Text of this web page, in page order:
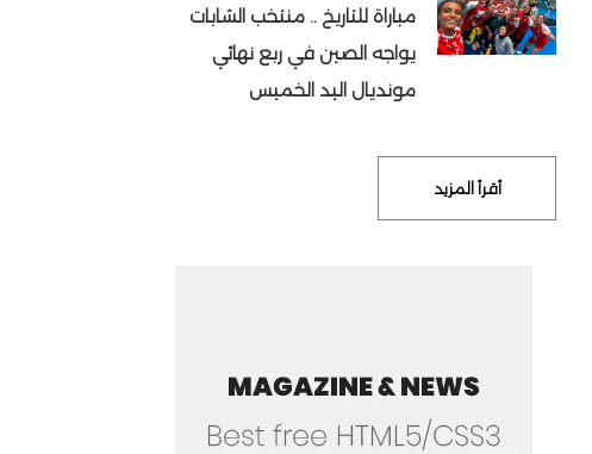
مباراة للتاريخ .. منتخب الشابات
يواجه الصين في ربع نهائي
مونديال اليد الخميس
أقرأ المزيد